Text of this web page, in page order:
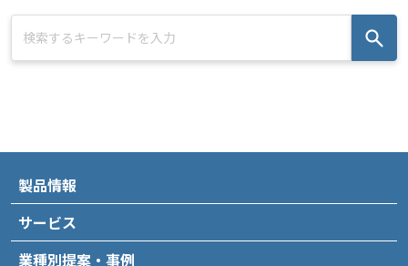
製品情報
サービス
業種別提案・事例